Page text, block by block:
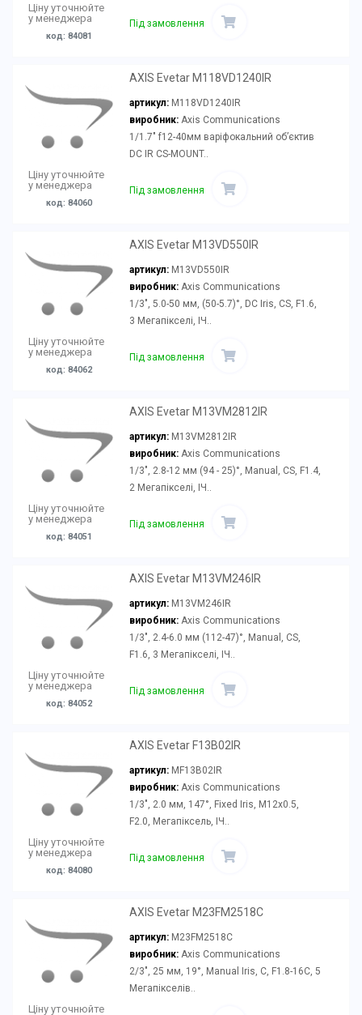
Ціну уточнюйте
у менеджера
код: 84081
Під замовлення
Ціну уточнюйте
у менеджера
код: 84060
AXIS Evetar M118VD1240IR
артикул: M118VD1240IR
виробник:Axis Communications
1/1.7" f12-40мм варіфокальний об’єктив
DC IR CS-MOUNT..
Під замовлення
Ціну уточнюйте
у менеджера
код: 84062
AXIS Evetar M13VD550IR
артикул: M13VD550IR
виробник:Axis Communications
1/3", 5.0-50 мм, (50-5.7)°, DC Iris, CS, F1.6,
3 Мегапікселі, ІЧ..
Під замовлення
Ціну уточнюйте
у менеджера
код: 84051
AXIS Evetar M13VM2812IR
артикул: M13VM2812IR
виробник:Axis Communications
1/3", 2.8-12 мм (94 - 25)°, Manual, CS, F1.4,
2 Мегапікселі, ІЧ..
Під замовлення
Ціну уточнюйте
у менеджера
код: 84052
AXIS Evetar M13VM246IR
артикул: M13VM246IR
виробник:Axis Communications
1/3", 2.4-6.0 мм (112-47)°, Manual, CS,
F1.6, 3 Мегапікселі, ІЧ..
Під замовлення
Ціну уточнюйте
у менеджера
код: 84080
AXIS Evetar F13B02IR
артикул: MF13B02IR
виробник:Axis Communications
1/3", 2.0 мм, 147°, Fixed Iris, M12x0.5,
F2.0, Мегапіксель, ІЧ..
Під замовлення
Ціну уточнюйте
AXIS Evetar M23FM2518C
артикул: M23FM2518C
виробник:Axis Communications
2/3", 25 мм, 19°, Manual Iris, C, F1.8-16C, 5
Мегапікселів..